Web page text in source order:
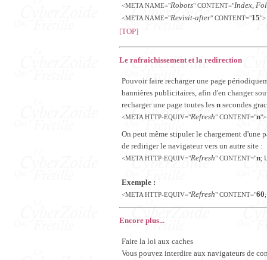
<META NAME="Robots" CONTENT="Index,
<META NAME="Revisit-after" CONTENT="15">
[TOP]
Le rafraîchissement et la redirection
Pouvoir faire recharger une page
bannières publicitaires, afin d'en changer
recharger une page toutes les n secondes
<META HTTP-EQUIV="Refresh" CONTENT="n">
On peut même stipuler le chargement d'une
de rediriger le navigateur vers un autre site :
<META HTTP-EQUIV="Refresh" CONTENT="n;
Exemple :
<META HTTP-EQUIV="Refresh" CONTENT="60
Encore plus...
Faire la loi aux caches
Vous pouvez interdire aux navigateurs de